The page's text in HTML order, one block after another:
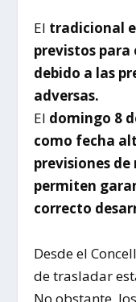
El tradicional
previstos para
debido a las
adversas.
El domingo 8
como fecha
previsiones
permiten
correcto
Desde el
de trasladar